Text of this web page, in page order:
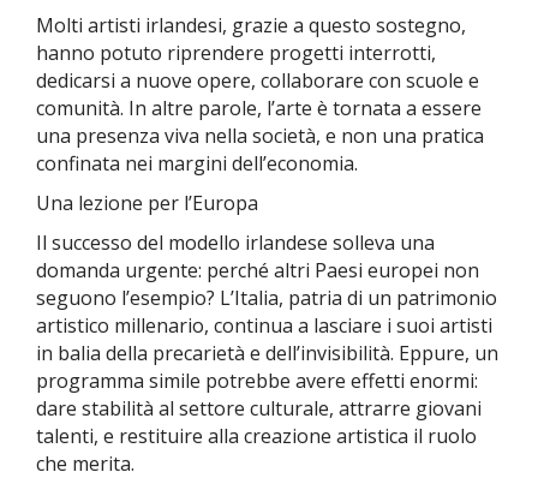
Molti artisti irlandesi, grazie a questo sostegno,
hanno potuto riprendere progetti interrotti,
dedicarsi a nuove opere, collaborare con scuole e
comunità. In altre parole, l’arte è tornata a essere
una presenza viva nella società, e non una pratica
confinata nei margini dell’economia.
Una lezione per l’Europa
Il successo del modello irlandese solleva una
domanda urgente: perché altri Paesi europei non
seguono l’esempio? L’Italia, patria di un patrimonio
artistico millenario, continua a lasciare i suoi artisti
in balia della precarietà e dell’invisibilità. Eppure, un
programma simile potrebbe avere effetti enormi:
dare stabilità al settore culturale, attrarre giovani
talenti, e restituire alla creazione artistica il ruolo
che merita.